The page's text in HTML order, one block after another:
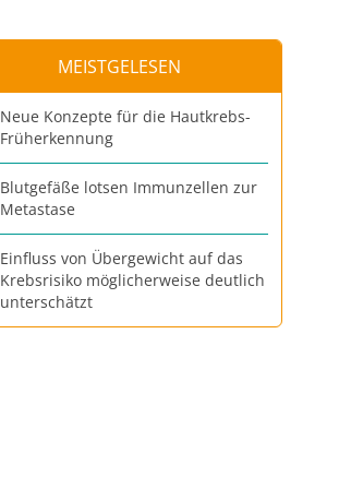
MEISTGELESEN
Neue Konzepte für die Hautkrebs-
Früherkennung
Blutgefäße lotsen Immunzellen zur
Metastase
Einfluss von Übergewicht auf das
Krebsrisiko möglicherweise deutlich
unterschätzt